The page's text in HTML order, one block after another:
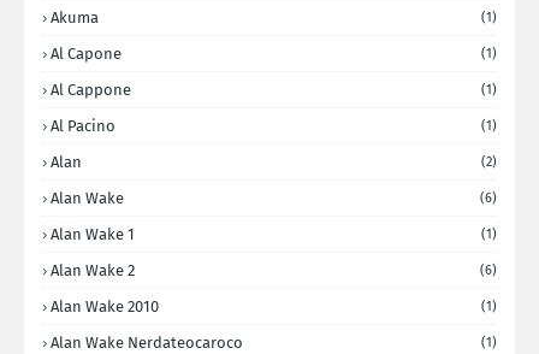
Akuma (1)
Al Capone (1)
Al Cappone (1)
Al Pacino (1)
Alan (2)
Alan Wake (6)
Alan Wake 1 (1)
Alan Wake 2 (6)
Alan Wake 2010 (1)
Alan Wake Nerdateocaroco (1)